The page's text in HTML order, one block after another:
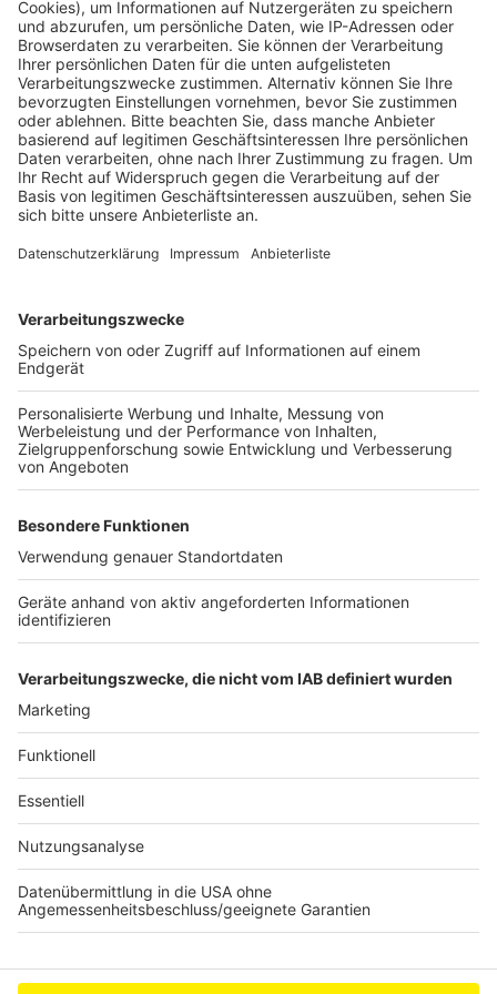
Informationen zu dem terrorverdächtigen Paar.
Veröffentlicht: Donnerstag, 05.12.2019 15:51
Anzeige
Eine Kölnerin und ihr tunesischer Ehemann müssen sich
vor dem Staatsschutzsenat in Düsseldorf
mit dem Biokampfstoff Rizin geplant haben sollen. Als
große Irritation. Frank Waltel berichtet. Die Zeugin
erzählte eine gleichermaßen skurrile wie
unglaubwürdige Geschichte. Als Mitarbeiterin am
terrorverdächtigen Paar gehabt. Dabei habe sich der
Mann ihr auch anvertraut, dass er eine Bombe bauen
wolle. Beide Verteidiger erklärten, ihre Mandanten
heraus, dass die offenbar geistig verwirrte Frau auch in
anderen großen Verfahren als Hinweisgeberin
aufgetreten ist. So erklärte sie heute dem verdutzen
Richter, auch der Attentäter aus Berlin Anis Amri oder
die vermisste Rebecca seien an ihrem Schalter
gewesen, um sich zu erklären.
Anzeige
Anzeige